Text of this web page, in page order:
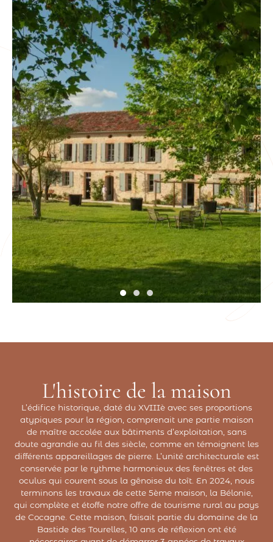
L'histoire de la maison
L’édifice historique, daté du XVIIIè avec ses proportions
atypiques pour la région, comprenait une partie maison
de maître accolée aux bâtiments d’exploitation, sans
doute agrandie au fil des siècle, comme en témoignent les
différents appareillages de pierre. L’unité architecturale est
conservée par le rythme harmonieux des fenêtres et des
oculus qui courent sous la gênoise du toît. En 2024, nous
terminons les travaux de cette 5ème maison, la Bélonie,
qui complète et étoffe notre offre de tourisme rural au pays
de Cocagne. Cette maison, faisait partie du domaine de la
Bastide des Tourelles, 10 ans de réflexion ont été